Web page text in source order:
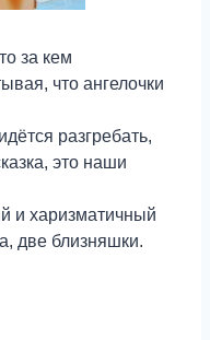
за кем
что ангелочки
разгребать,
это наши
и харизматичный
две близняшки.